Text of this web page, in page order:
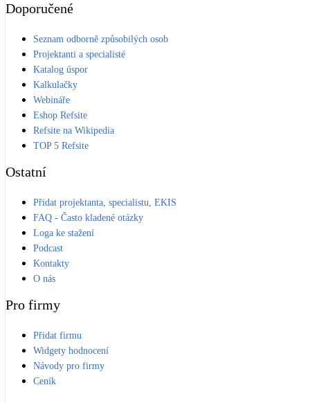
Rekonstrukce
Hlavní zdroje vytápění
Novostavby
Kamna / krby
Doporučené
Seznam odborně způsobilých osob
Projektanti a specialisté
Katalog úspor
Kalkulačky
Webináře
Eshop Refsite
Refsite na Wikipedia
TOP 5 Refsite
Ostatní
Přidat projektanta, specialistu, EKIS
FAQ - Často kladené otázky
Loga ke stažení
Podcast
Kontakty
O nás
Pro firmy
Přidat firmu
Widgety hodnocení
Návody pro firmy
Ceník